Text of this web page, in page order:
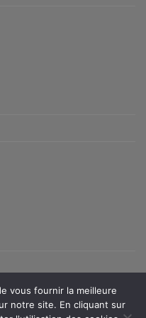
vous fournir la meilleure
notre site. En cliquant sur